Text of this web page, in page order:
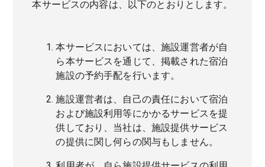
本サービスの内容は、以下のとおりとします。
本サービスにおいては、施設運営者が自
ら本サービスを通じて、掲載された宿泊
施設の予約手配を行います。
施設運営者は、自己の責任において宿泊
および施設利用等にかかるサービスを提
供しており、当社は、施設提供サービス
の提供に関し何らの関与もしません。